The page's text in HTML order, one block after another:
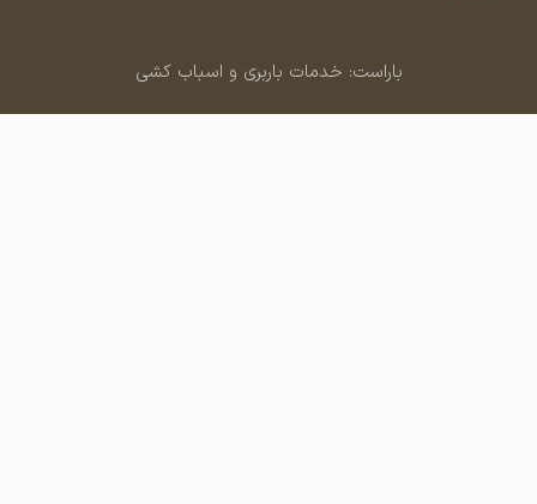
باراست: خدمات باربری و اسباب کشی